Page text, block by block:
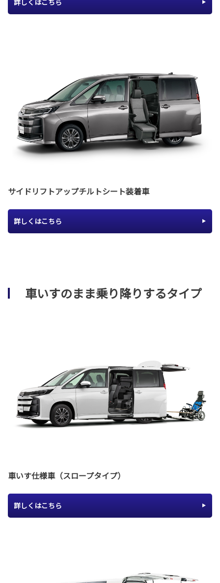
サイドリフトアップチルトシート装着車
詳しくはこちら
車いすのまま乗り降りするタイプ
車いす仕様車（スロープタイプ）
詳しくはこちら